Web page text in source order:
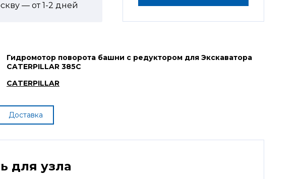
— от1-2 дней
Гидромотор поворота башни с редуктором для Экскаватора
CATERPILLAR 385C
CATERPILLAR
Доставка
для узла